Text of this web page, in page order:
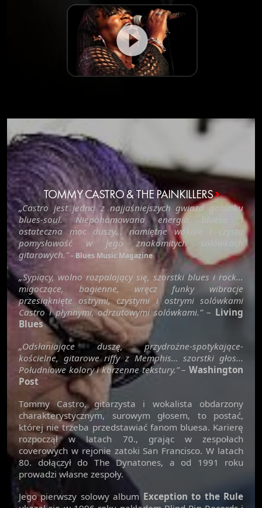
TOMMY CASTRO & THE PAINKILLERS
„Castro jest jedną z najjaśniejszych gwiazd gatunku
blues-soul. Niepohamowana energia bluesa i
ostateczna moc duszy... namiętne wokale i czysta
pomysłowość w jego znakomitych solówkach
gitarowych.”– Blues Music Magazine
„Sypiący, wolno rozpalający się, szorstki blues i rock...
migoczące, bagienne, wręcz funky wibracje
przesiąknięte ostrymi, czystymi i ostrymi solówkami
Castro i płynnymi, odrzutowymi solówkami.”– Living
Blues
„Odsłaniające duszę, przydrożne-spotykające-
kościelne, gitarowe riffy z Memphis... szorstki głos...
Południowe kolory i korzenne tekstury.”–Washington
Post
Tommy Castro, gitarzysta i wokalista obdarzony
charakterystycznym, surowym głosem, to postać,
której nie trzeba przedstawiać fanom bluesa. Karierę
rozpoczął w latach 70., grając w zespołach
coverowych w rejonie zatoki San Francisco. W latach
80. dołączył do The Dynatones, a od 1991 roku
prowadzi własne zespoły.
Jego pierwszy solowy album Exception to the Rule